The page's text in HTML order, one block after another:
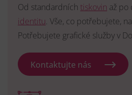
Od standardních tiskovin až po
identitu. Vše, co potřebujete,
Potřebujete grafické služby v
Kontaktujte nás